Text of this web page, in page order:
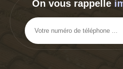
On vous rappelle